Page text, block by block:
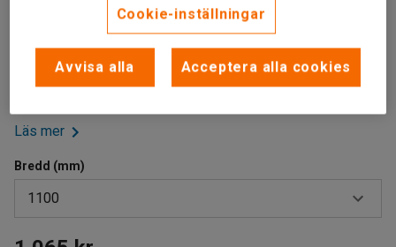
Finns i flera olika bredder
Nätsektion till maskinskyddssystem. Finns i flera olika
bredder och tre olika höjder. Uppfyller EU:s maskindirektiv
Läs mer
Bredd (mm)
1100
250
Cookie-inställningar
Avvisa alla Acceptera alla cookies